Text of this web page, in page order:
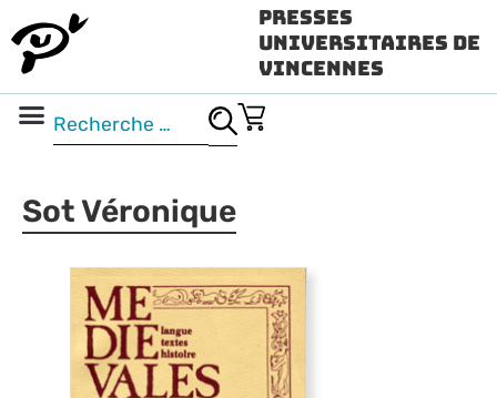
Presses
Universitaires de
Vincennes
Sot Véronique